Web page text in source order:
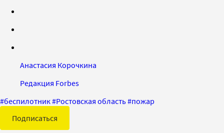
Анастасия Корочкина
Редакция Forbes
#беспилотник#Ростовская область#пожар
Подписаться